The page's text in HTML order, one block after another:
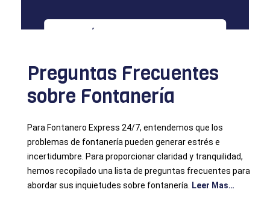
Preguntas Frecuentes
sobre Fontanería
Para Fontanero Express 24/7, entendemos que los
problemas de fontanería pueden generar estrés e
incertidumbre. Para proporcionar claridad y tranquilidad,
hemos recopilado una lista de preguntas frecuentes para
abordar sus inquietudes sobre fontanería. Leer Mas…